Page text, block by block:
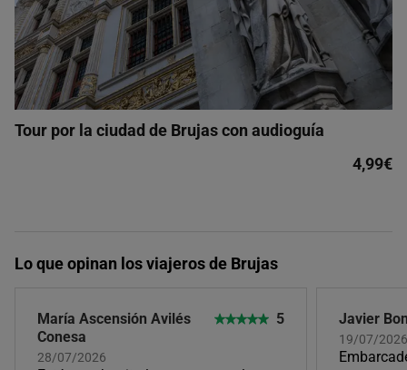
Tour por la ciudad de Brujas con audioguía
4,99€
Lo que opinan los viajeros de Brujas
María Ascensión Avilés
Conesa
28/07/2026
5 Javier
19/07/2026